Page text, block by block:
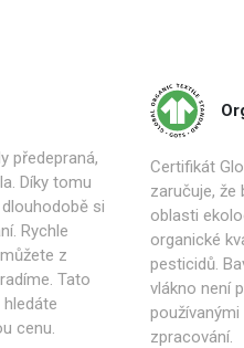
předepraná,
Díky tomu
si
Rychle
z
Tato
cenu.
Certifikát
zaručuje, že
oblasti
organické
pesticidů.
vlákno není
zpracování.